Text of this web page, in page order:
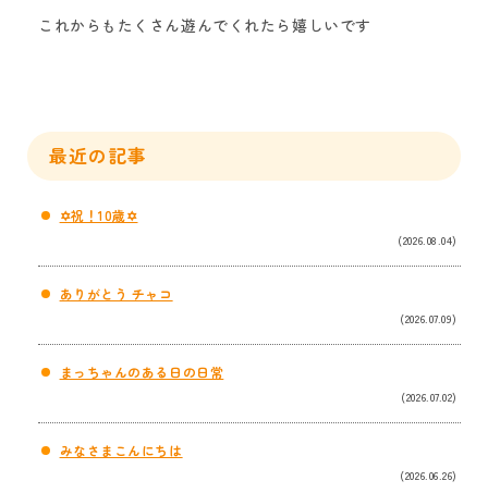
これからもたくさん遊んでくれたら嬉しいです
最近の記事
✡祝！10歳✡
(2026.08.04)
ありがとう チャコ
(2026.07.09)
まっちゃんのある日の日常
(2026.07.02)
みなさまこんにちは
(2026.06.26)